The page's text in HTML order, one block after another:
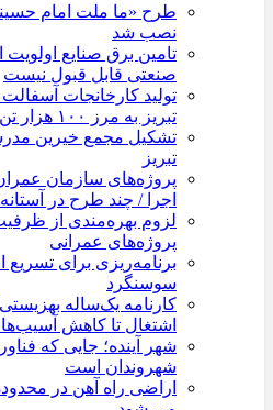
طرح «ما ملت امام
نصب شد
تامین برق صنایع
صنعتی قابل قبول نیست
تولید کارخانجات
تبریز به مرز ۱۰۰ هزار تن نزدیک شد
تشکیل مجمع خیرین
تبریز
پروژه‌های سازمان
اجرا / چند طرح در
لزوم بهره‌مندی از
پروژه‌های عمرانی
برنامه‌ریزی برای
سوسنگرد
کارنامه یک‌ساله
اشتغال تا کاهش
شهر آینده؛ جایی که
شهروندان است
اراضی راه آهن در